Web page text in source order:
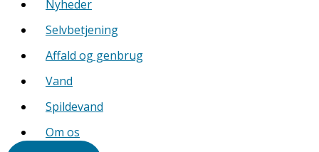
Nyheder
Selvbetjening
Affald og genbrug
Vand
Spildevand
Om os